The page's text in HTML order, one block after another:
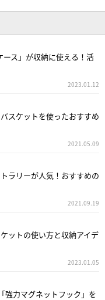
ース」が収納に使える！活
2023.01.12
スケットを使ったおすすめ
2021.05.09
ラリーが人気！おすすめの
2021.09.19
ットの使い方と収納アイデ
2023.01.05
強力マグネットフック」を